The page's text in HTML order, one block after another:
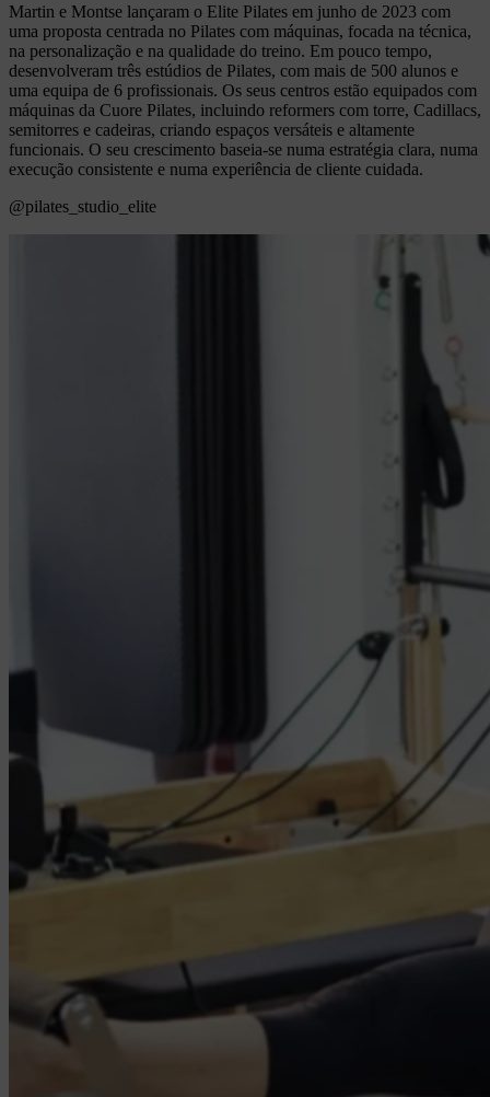
Martin e Montse lançaram o Elite Pilates em junho de 2023 com
uma proposta centrada no Pilates com máquinas, focada na técnica,
na personalização e na qualidade do treino. Em pouco tempo,
desenvolveram três estúdios de Pilates, com mais de 500 alunos e
uma equipa de 6 profissionais. Os seus centros estão equipados com
máquinas da Cuore Pilates, incluindo reformers com torre, Cadillacs,
semitorres e cadeiras, criando espaços versáteis e altamente
funcionais. O seu crescimento baseia-se numa estratégia clara, numa
execução consistente e numa experiência de cliente cuidada.
@pilates_studio_elite